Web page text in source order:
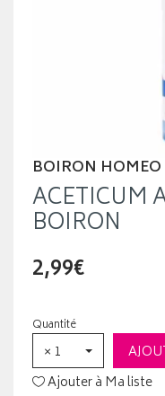
BOIRON HOMEO
ACETICUM
BOIRON
2,99€
Quantité
× 1
Ajouter à Ma liste